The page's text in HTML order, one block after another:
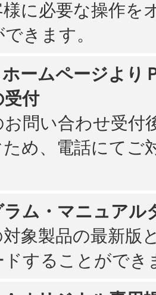
に必要な操作を
きます。
ホームページより
受付
お問い合わせ受付
め、電話にてご
ラム・マニュアル
象製品の最新版
ドすることができ